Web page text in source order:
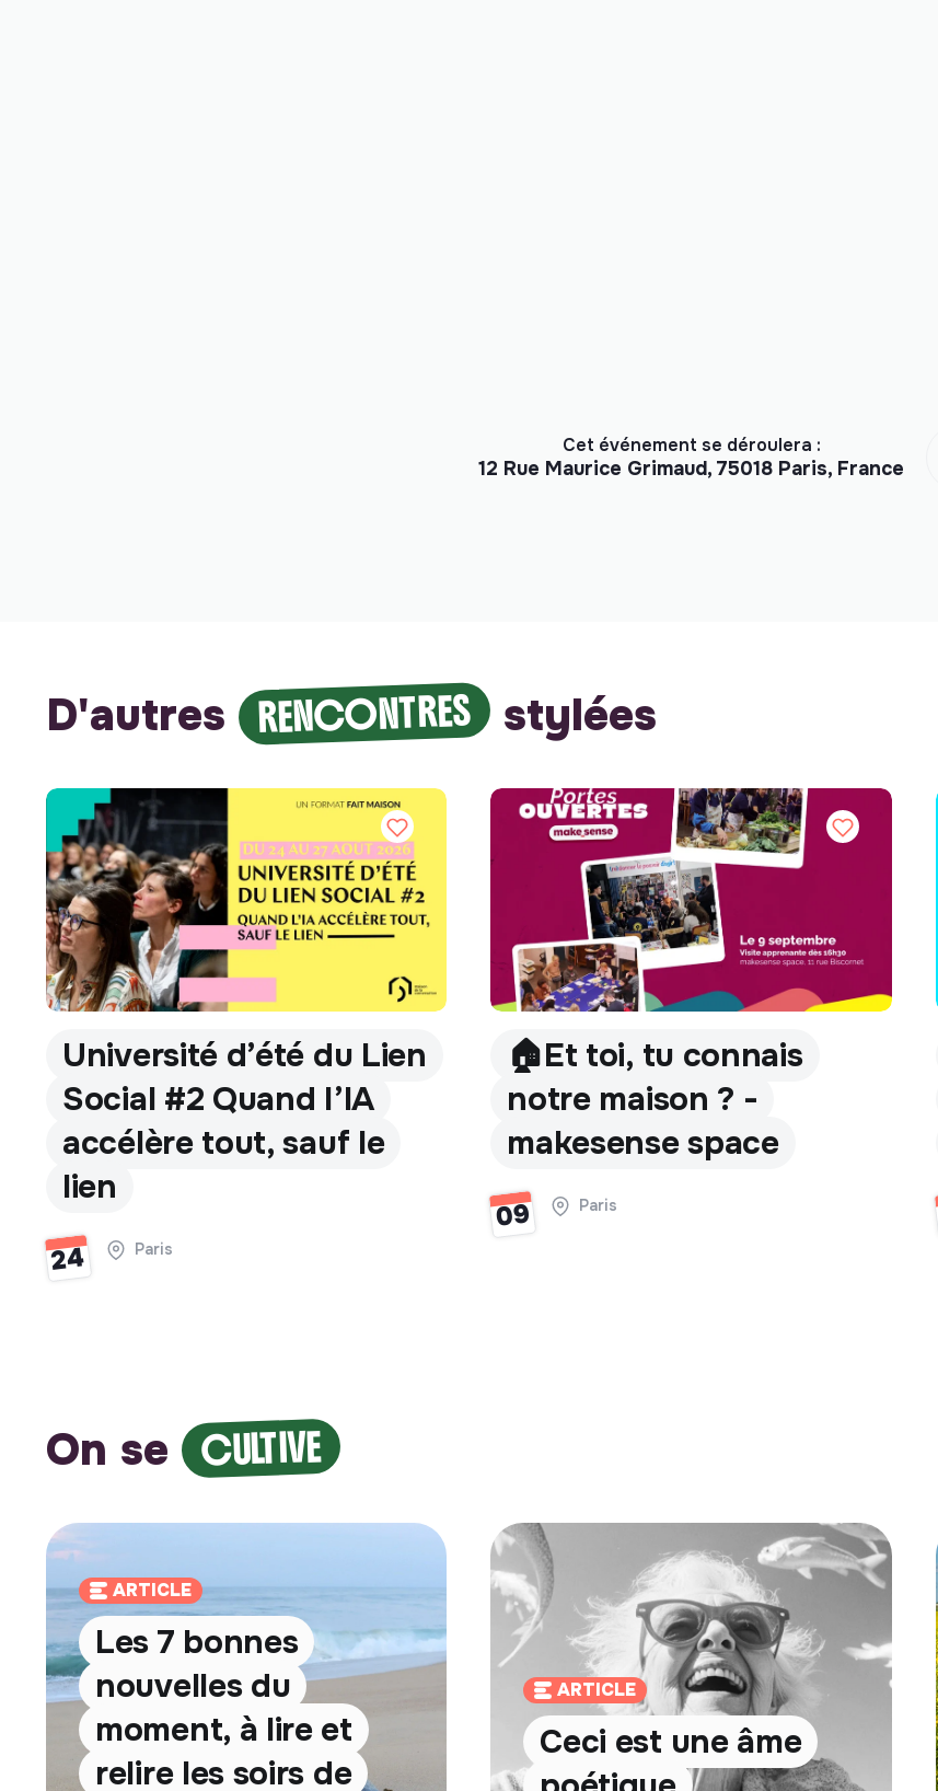
Cet événement se déroulera :
12 Rue Maurice Grimaud, 75018 Paris, France
D'autres RENCONTRES stylées
Université d’été du Lien
Social #2 Quand l’IA
accélère tout, sauf le
lien
24 Paris
🏠Et toi, tu connais
notre maison ? -
makesense space
09 Paris
On se CULTIVE
ARTICLE
Les 7 bonnes
nouvelles du
moment, à lire et
relire les soirs de
ARTICLE
Ceci est une âme